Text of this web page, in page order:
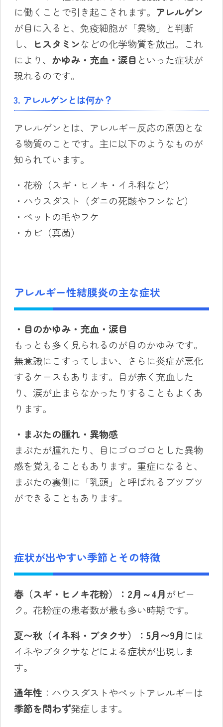
に働くことで引き起こされます。 アレルゲン
が目に入ると、免疫細胞が「異物」と判断
し、
ヒスタミンなどの化学物質を放出。これ
により、 かゆみ・充血・涙目 といった症状が
現れるのです。
3. アレルゲンとは何か？
アレルゲンとは、アレルギー反応の原因とな
る物質のことです。主に以下のようなものが
知られています。
・花粉（スギ・ヒノキ・イネ科など）
・ハウスダスト（ダニの死骸やフンなど）
・ペットの毛やフケ
・カビ（真菌）
アレルギー性結膜炎の主な症状
・目のかゆみ・充血・涙目
もっとも多く見られるのが目のかゆみです。
無意識にこすってしまい、さらに炎症が悪化
するケースもあります。目が赤く充血した
り、涙が止まらなかったりすることもよくあ
ります。
・まぶたの腫れ・異物感
まぶたが腫れたり、目にゴロゴロとした異物
感を覚えることもあります。重症になると、
まぶたの裏側に「乳頭」と呼ばれるブツブツ
ができることもあります。
症状が出やすい季節とその特徴
春（スギ・ヒノキ花粉）：2月～4月がピー
ク。花粉症の患者数が最も多い時期です。
夏〜秋（イネ科・ブタクサ）：5月〜9月 には
イネやブタクサなどによる症状が出現しま
す。
通年性 ：ハウスダストやペットアレルギーは
季節を問わず発症します。